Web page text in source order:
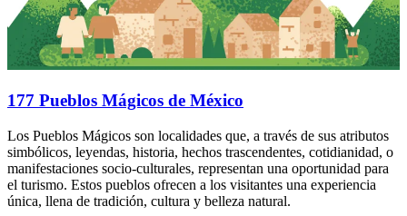
177 Pueblos Mágicos de México
Los Pueblos Mágicos son localidades que, a través de sus atributos
simbólicos, leyendas, historia, hechos trascendentes, cotidianidad, o
manifestaciones socio-culturales, representan una oportunidad para
el turismo. Estos pueblos ofrecen a los visitantes una experiencia
única, llena de tradición, cultura y belleza natural.